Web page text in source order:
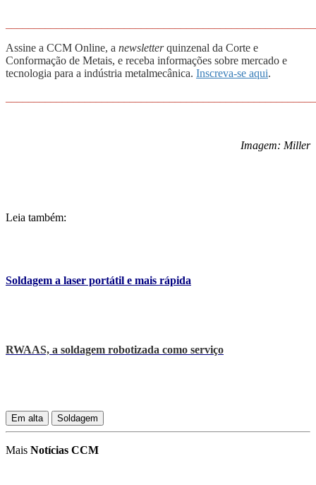
Assine a CCM Online, a newsletterquinzenal da Corte e
Conformação de Metais, e receba informações sobre mercado e
tecnologia para a indústria metalmecânica. Inscreva-se aqui.
Imagem: Miller
Leia também:
Soldagem a laser portátil e mais rápida
RWAAS, a soldagem robotizada como serviço
Em alta Soldagem
Mais Notícias CCM